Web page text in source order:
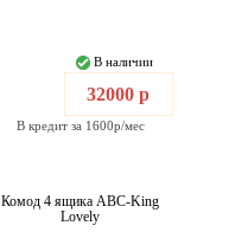
В наличии
32000 р
В кредит за 1600р/мес
Комод 4 ящика ABC-King
Lovely